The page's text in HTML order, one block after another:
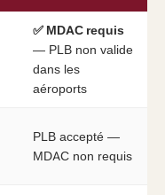
✅ MDAC requis
— PLB non valide
dans les
aéroports
PLB accepté —
MDAC non requis